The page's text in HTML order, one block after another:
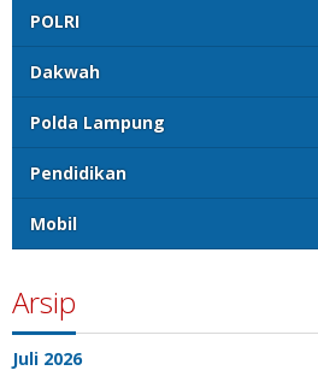
POLRI
Dakwah
Polda Lampung
Pendidikan
Mobil
Arsip
Juli 2026